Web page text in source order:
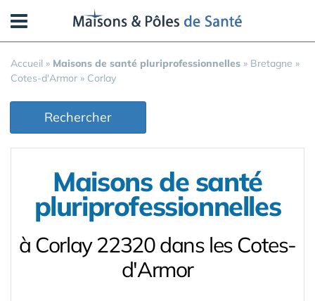
Accueil » Maisons de santé pluriprofessionnelles » Bretagne »
Cotes-d'Armor » Corlay
Rechercher
Maisons de santé
pluriprofessionnelles
à Corlay 22320 dans les Cotes-
d'Armor
Panneau de gestion des cookies